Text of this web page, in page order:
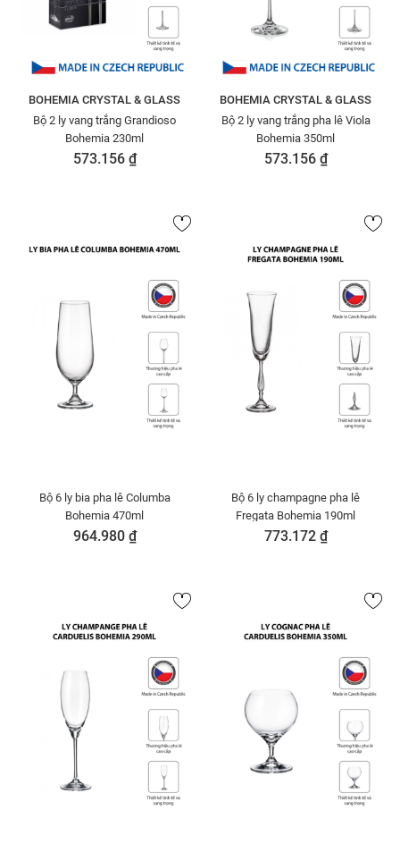
BOHEMIA CRYSTAL & GLASS
Bộ 2 ly vang trắng Grandioso
Bohemia 230ml
573.156 ₫
BOHEMIA CRYSTAL & GLASS
Bộ 2 ly vang trắng pha lê Viola
Bohemia 350ml
573.156 ₫
Bộ 6 ly bia pha lê Columba
Bohemia 470ml
964.980 ₫
Bộ 6 ly champagne pha lê
Fregata Bohemia 190ml
773.172 ₫